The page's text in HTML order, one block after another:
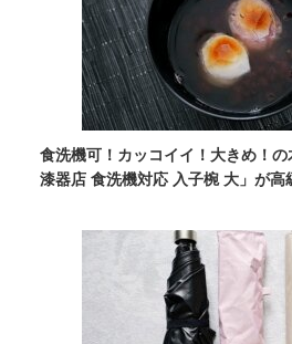
食洗機可！カッコイイ！大きめ！
漆器店 食洗機対応 入子椀 大」が高